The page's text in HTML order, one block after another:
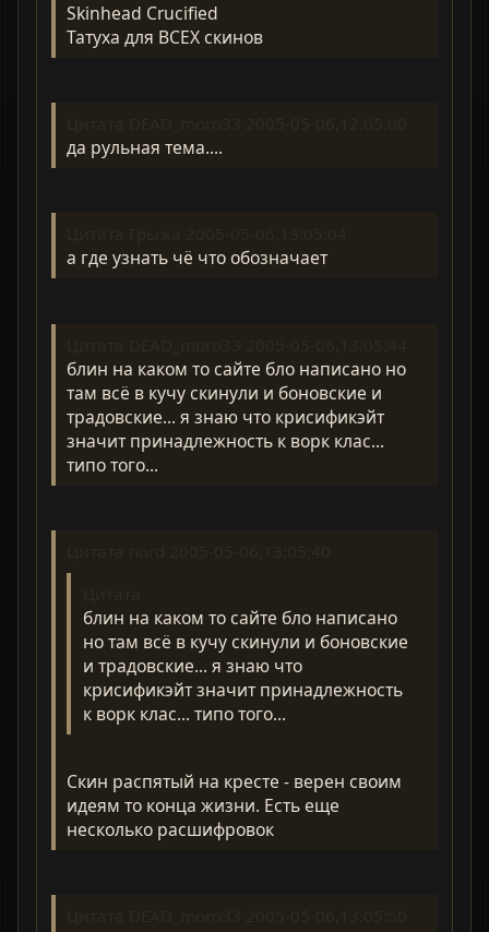
Skinhead Crucified
Татуха для ВСЕХ скинов
да рульная тема....
а где узнать чё что обозначает
блин на каком то сайте бло написано но
там всё в кучу скинули и боновские и
традовские... я знаю что крисификэйт
значит принадлежность к ворк клас...
типо того...
блин на каком то сайте бло написано
но там всё в кучу скинули и боновские
и традовские... я знаю что
крисификэйт значит принадлежность
к ворк клас... типо того...
Скин распятый на кресте - верен своим
идеям то конца жизни. Есть еще
несколько расшифровок